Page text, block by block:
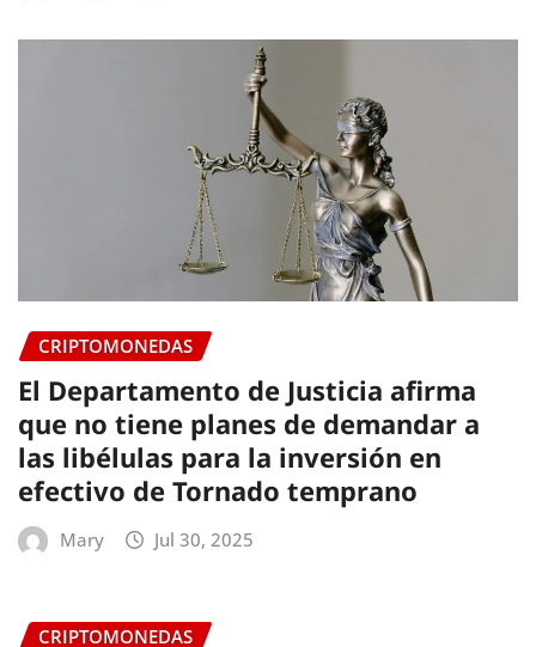
CRIPTOMONEDAS
El Departamento de Justicia afirma
que no tiene planes de demandar a
las libélulas para la inversión en
efectivo de Tornado temprano
Mary Jul 30, 2025
CRIPTOMONEDAS